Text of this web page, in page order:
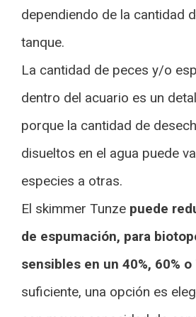
dependiendo de la cantidad
tanque.
La cantidad de peces y/o
dentro del acuario es un
porque la cantidad de
disueltos en el agua puede
especies a otras.
El skimmer Tunze puede
de espumación, para
sensibles en un 40%, 60% o
suficiente, una opción es